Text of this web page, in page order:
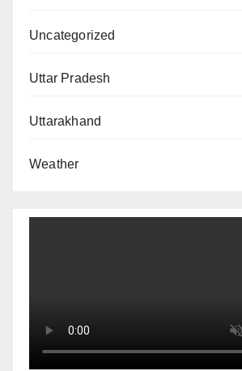
Uncategorized
Uttar Pradesh
Uttarakhand
Weather